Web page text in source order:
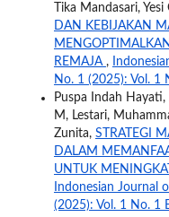
Tika Mandasari,
DAN KEBIJAKAN
REMAJA ,
No. 1 (2025): Vol. 1
Puspa Indah
M, Lestari,
Zunita, STRATEGI
DALAM
UNTUK
Indonesian Journal
(2025): Vol. 1 No. 1